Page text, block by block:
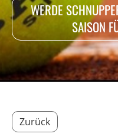
WERDE
SAISON
Zurück